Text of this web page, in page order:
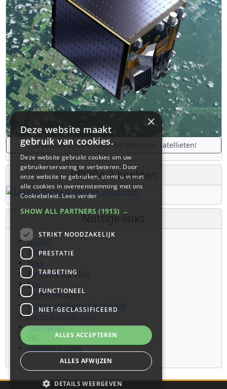
De laatste updates over de Belgische satellieten!
PROBA 2 beelden
Nuttige links
B.USOC
BEOP
BIRA
Euro Space Center
ESA
ESERO Belgium
Federaal Wetenschapsbeleid
Planetarium Brussel
Spacepage
VRI
Wallonie Espace
×
Deze website maakt
gebruik van cookies.
Deze website gebruikt cookies om uw
gebruikerservaring te verbeteren. Door
onze website te gebruiken, stemt u in met
alle cookies in overeenstemming met ons
Cookiebeleid.Lees verder
SHOW ALL PARTNERS (1913) →
STRIKT NOODZAKELIJK
PRESTATIE
TARGETING
FUNCTIONEEL
NIET-GECLASSIFICEERD
ALLES ACCEPTEREN
ALLES AFWIJZEN
DETAILS WEERGEVEN